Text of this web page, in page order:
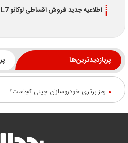
اطلاعیه جدید فروش اقساطی لوکانو L7 و L8 ویژه تیر 1405
پربازدیدترین‌ها
رمز برتری خودروسازان چینی کجاست؟